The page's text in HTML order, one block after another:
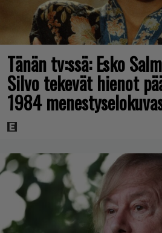
Tänän tv:ssä: Esko
Silvo tekevät hienot
1984